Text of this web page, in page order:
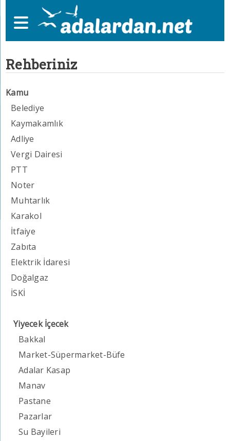
Rehberiniz
Kamu
Belediye
Kaymakamlık
Adliye
Vergi Dairesi
PTT
Noter
Muhtarlık
Karakol
İtfaiye
Zabıta
Elektrik İdaresi
Doğalgaz
İSKİ
Yiyecek İçecek
Bakkal
Market-Süpermarket-Büfe
Adalar Kasap
Manav
Pastane
Pazarlar
Su Bayileri